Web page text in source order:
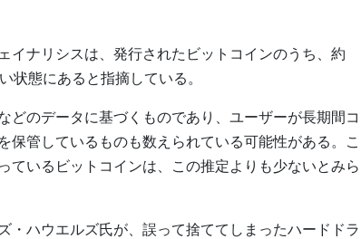
イナリシスは、発行されたビットコインのうち、約
状態にあると指摘している。
どのデータに基づくものであり、ユーザーが長期間コ
保管しているものも数えられている可能性がある。こ
ているビットコインは、この推定よりも少ないとみら
・ハウエルズ氏が、誤って捨ててしまったハードドラ